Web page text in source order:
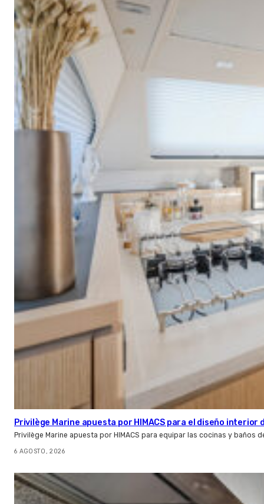
Privilège Marine apuesta por HIMACS para el diseño interior
Privilège Marine apuesta por HIMACS para equipar las cocinas y baños
6 AGOSTO, 2026